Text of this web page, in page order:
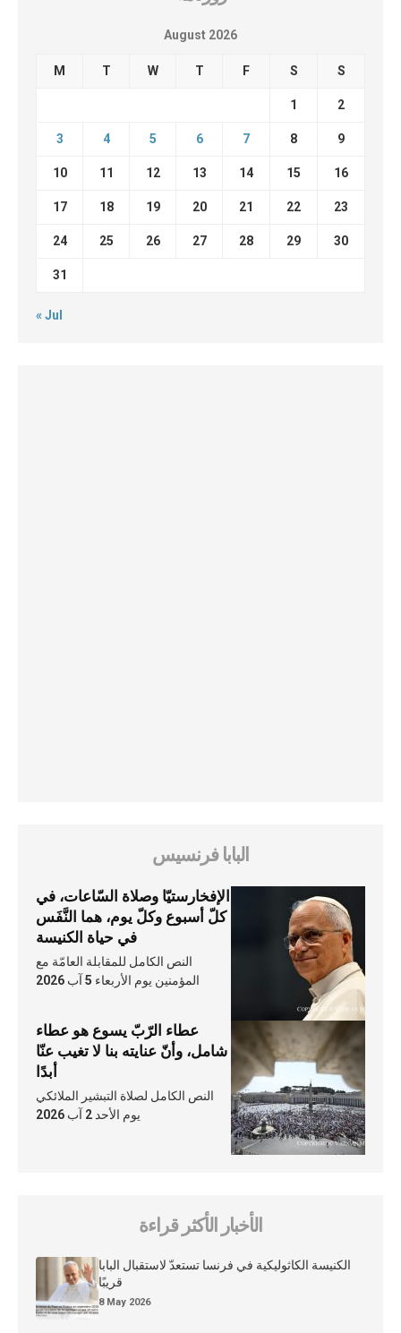
August 2026
M T W T F S S
1 2
3 4 5 6 7 8 9
10 11 12 13 14 15 16
17 18 19 20 21 22 23
24 25 26 27 28 29 30
31
« Jul
البابا فرنسيس
الإفخارستيّا وصلاة السّاعات، في
كلّ أسبوع وكلّ يوم، هما النَّفَس
في حياة الكنيسة
النص الكامل للمقابلة العامّة مع
المؤمنين يوم الأربعاء 5 آب 2026
عطاء الرّبّ يسوع هو عطاء
شامل، وأنّ عنايته بنا لا تغيب عنّا
أبدًا
النص الكامل لصلاة التبشير الملائكي
يوم الأحد 2 آب 2026
الأخبار الأكثر قراءة
الكنيسة الكاثوليكية في فرنسا تستعدّ لاستقبال البابا
قريبًا
8 May 2026